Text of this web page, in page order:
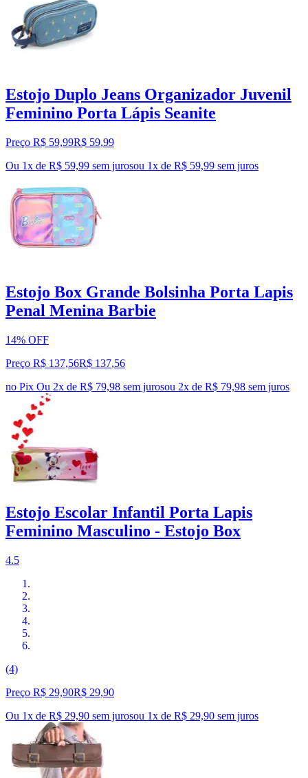
Estojo Duplo Jeans Organizador Juvenil
Feminino Porta Lápis Seanite
Preço R$ 59,99R$ 59,99
Ou 1x de R$ 59,99 sem jurosou 1x de R$ 59,99 sem juros
Estojo Box Grande Bolsinha Porta Lapis
Penal Menina Barbie
14% OFF
Preço R$ 137,56R$ 137,56
no Pix Ou 2x de R$ 79,98 sem jurosou 2x de R$ 79,98 sem juros
Estojo Escolar Infantil Porta Lapis
Feminino Masculino - Estojo Box
4.5
(4)
Preço R$ 29,90R$ 29,90
Ou 1x de R$ 29,90 sem jurosou 1x de R$ 29,90 sem juros